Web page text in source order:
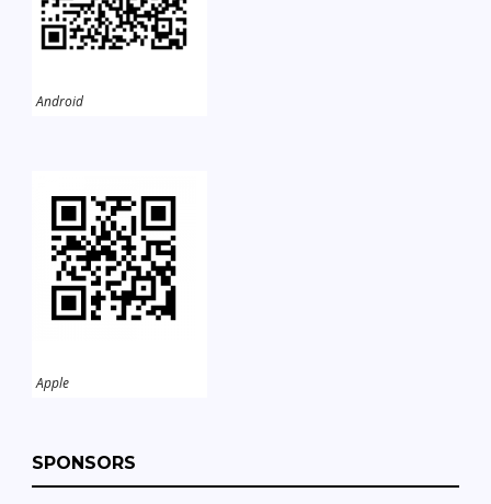
Android
Apple
SPONSORS